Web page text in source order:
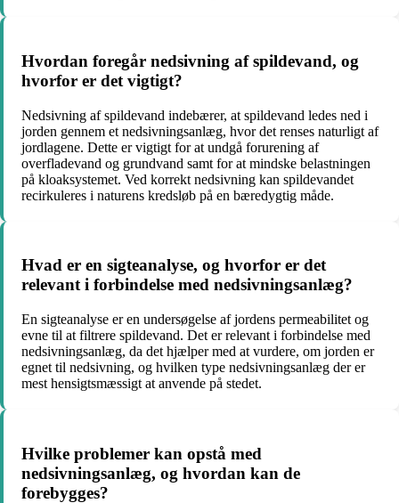
Hvordan foregår nedsivning af spildevand, og
hvorfor er det vigtigt?
Nedsivning af spildevand indebærer, at spildevand ledes ned i
jorden gennem et nedsivningsanlæg, hvor det renses naturligt af
jordlagene. Dette er vigtigt for at undgå forurening af
overfladevand og grundvand samt for at mindske belastningen
på kloaksystemet. Ved korrekt nedsivning kan spildevandet
recirkuleres i naturens kredsløb på en bæredygtig måde.
Hvad er en sigteanalyse, og hvorfor er det
relevant i forbindelse med nedsivningsanlæg?
En sigteanalyse er en undersøgelse af jordens permeabilitet og
evne til at filtrere spildevand. Det er relevant i forbindelse med
nedsivningsanlæg, da det hjælper med at vurdere, om jorden er
egnet til nedsivning, og hvilken type nedsivningsanlæg der er
mest hensigtsmæssigt at anvende på stedet.
Hvilke problemer kan opstå med
nedsivningsanlæg, og hvordan kan de
forebygges?